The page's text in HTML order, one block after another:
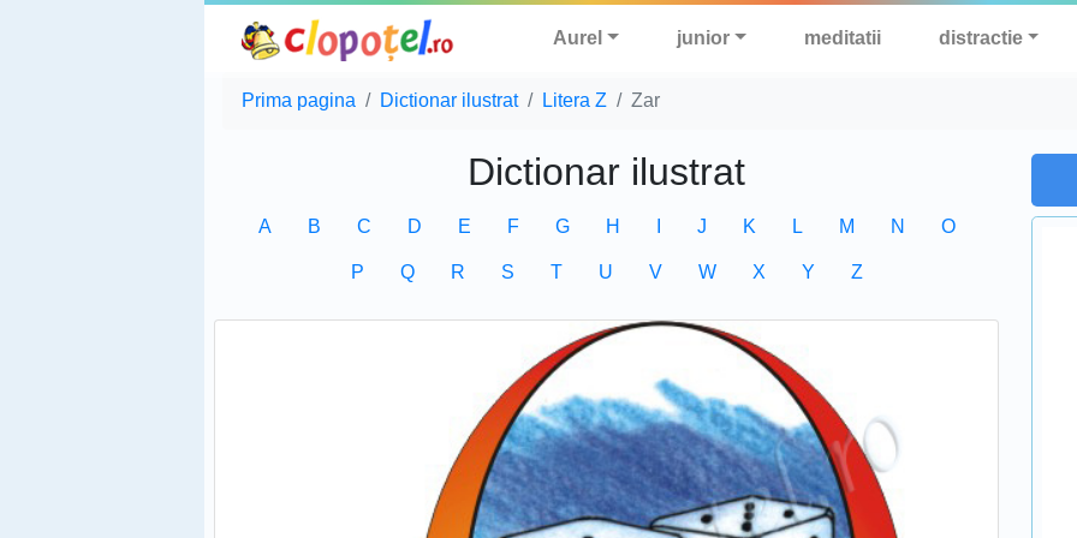
Aurel junior meditatii distractie
Prima pagina Dictionar ilustrat Litera Z Zar
Dictionar ilustrat
A B C D E F G H J K L M N O
P Q R S T U V W X Y Z